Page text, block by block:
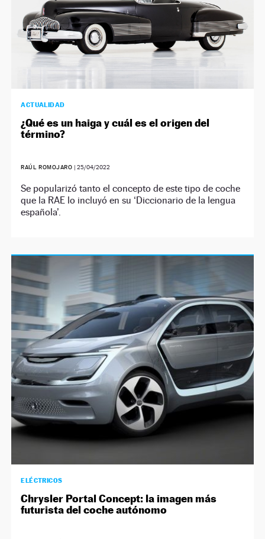
ACTUALIDAD
¿Qué es un haiga y cuál es el origen del
término?
RAÚL ROMOJARO |25/04/2022
Se popularizó tanto el concepto de este tipo de coche
que la RAE lo incluyó en su ‘Diccionario de la lengua
española’.
ELÉCTRICOS
Chrysler Portal Concept: la imagen más
futurista del coche autónomo